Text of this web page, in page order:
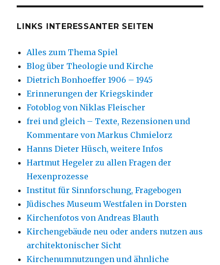
LINKS INTERESSANTER SEITEN
Alles zum Thema Spiel
Blog über Theologie und Kirche
Dietrich Bonhoeffer 1906 – 1945
Erinnerungen der Kriegskinder
Fotoblog von Niklas Fleischer
frei und gleich – Texte, Rezensionen und
Kommentare von Markus Chmielorz
Hanns Dieter Hüsch, weitere Infos
Hartmut Hegeler zu allen Fragen der
Hexenprozesse
Institut für Sinnforschung, Fragebogen
Jüdisches Museum Westfalen in Dorsten
Kirchenfotos von Andreas Blauth
Kirchengebäude neu oder anders nutzen aus
architektonischer Sicht
Kirchenumnutzungen und ähnliche